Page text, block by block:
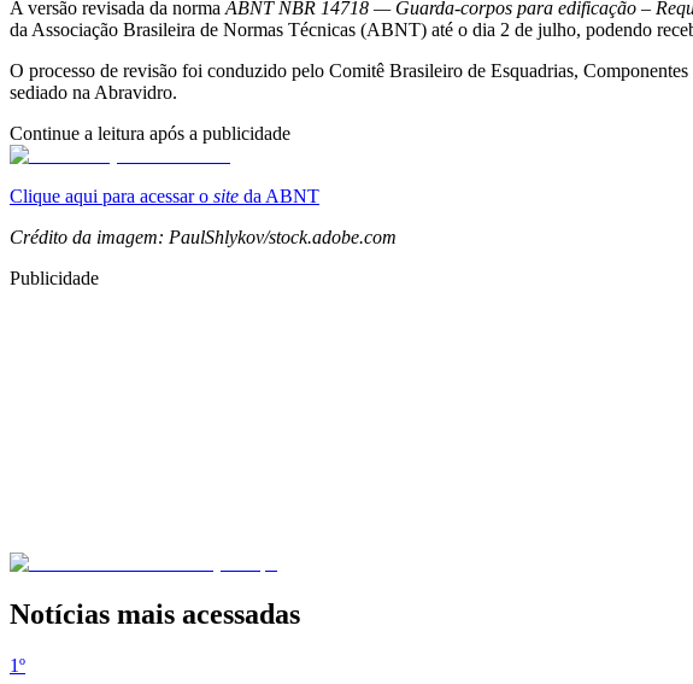
A versão revisada da normaABNT NBR 14718 — Guarda-corpos para edificação –
da Associação Brasileira de Normas Técnicas (ABNT) até o dia 2 de julho, podendo
O processo de revisão foi conduzido pelo Comitê Brasileiro de Esquadrias,
sediado na Abravidro.
Continue a leitura após a publicidade
Clique aqui para acessar o site da ABNT
Crédito da imagem: PaulShlykov/stock.adobe.com
Publicidade
Notícias mais acessadas
1º